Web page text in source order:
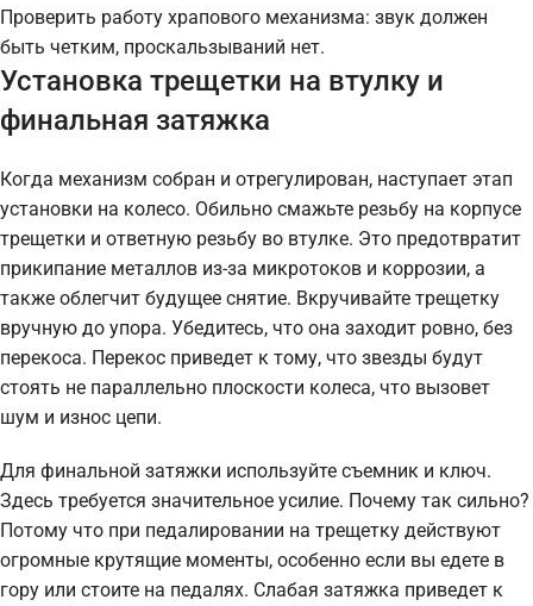
Проверить работу храпового механизма: звук должен
быть четким, проскальзываний нет.
Установка трещетки на втулку и
финальная затяжка
Когда механизм собран и отрегулирован, наступает этап
установки на колесо. Обильно смажьте резьбу на корпусе
трещетки и ответную резьбу во втулке. Это предотвратит
прикипание металлов из-за микротоков и коррозии, а
также облегчит будущее снятие. Вкручивайте трещетку
вручную до упора. Убедитесь, что она заходит ровно, без
перекоса. Перекос приведет к тому, что звезды будут
стоять не параллельно плоскости колеса, что вызовет
шум и износ цепи.
Для финальной затяжки используйте съемник и ключ.
Здесь требуется значительное усилие. Почему так сильно?
Потому что при педалировании на трещетку действуют
огромные крутящие моменты, особенно если вы едете в
гору или стоите на педалях. Слабая затяжка приведет к